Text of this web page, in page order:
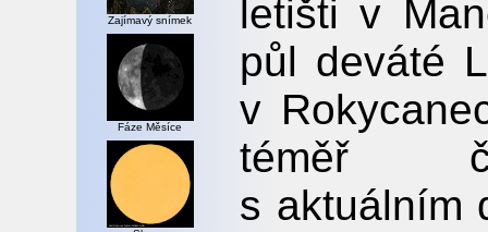
Zajímavý snímek
Fáze Měsíce
letišti v
půl deváté
v
téměř
s aktuálním